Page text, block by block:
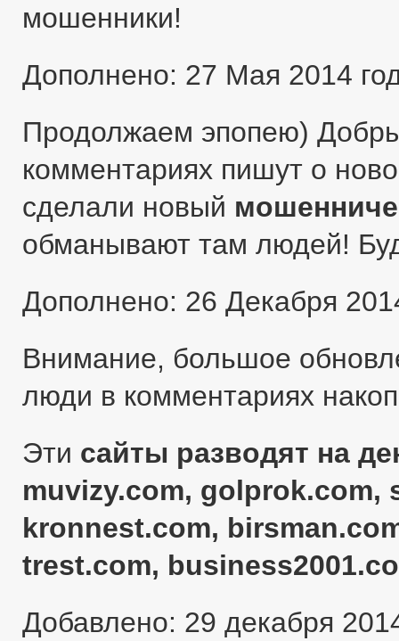
мошенники!
Дополнено: 27 Мая 2014
Продолжаем эпопею)
комментариях пишут о
сделали новый
обманывают там людей!
Дополнено: 26 Декабря
Внимание, большое
люди в комментариях
Эти сайты разводят на
muvizy.com, golprok.com,
kronnest.com,
trest.com,
Добавлено: 29 декабря